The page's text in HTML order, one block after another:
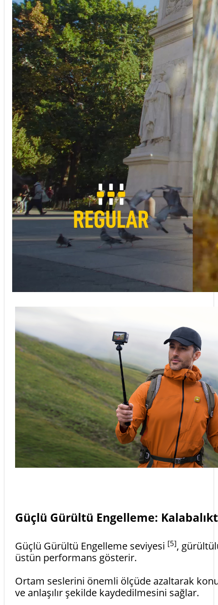
Güçlü Gürültü Engelleme:
Güçlü Gürültü Engelleme seviyesi [5],
üstün performans gösterir.
Ortam seslerini önemli ölçüde azaltarak
ve anlaşılır şekilde kaydedilmesini sağlar.